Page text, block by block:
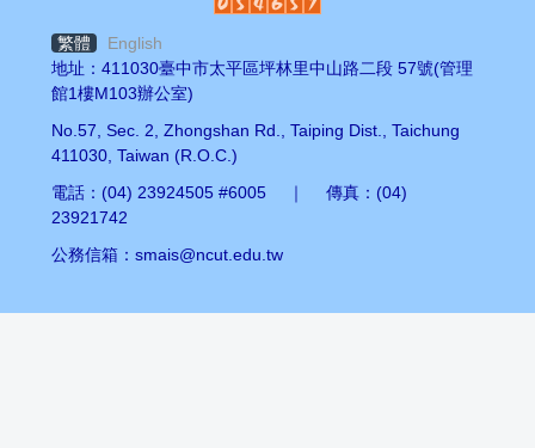
繁體
English
地址：411030臺中市太平區坪林里中山路二段 57號(管理
館1樓M103辦公室)
No.57, Sec. 2, Zhongshan Rd., Taiping Dist., Taichung
411030, Taiwan (R.O.C.)
電話：(04) 23924505 #6005 ｜ 傳真：(04)
23921742
公務信箱：smais@ncut.edu.tw